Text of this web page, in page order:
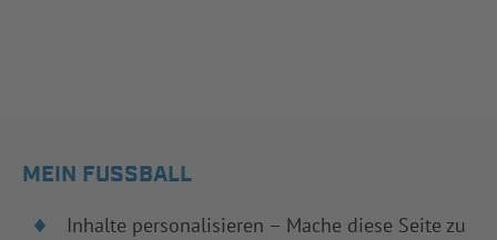
MEIN FUSSBALL
Inhalte personalisieren – Mache diese Seite zu